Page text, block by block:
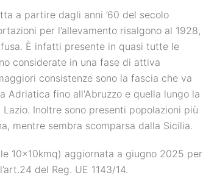
a partire dagli anni ’60 del secolo
per l’allevamento risalgono al 1928,
È infatti presente in quasi tutte le
considerate in una fase di attiva
consistenze sono la fascia che va
Adriatica fino all'Abruzzo e quella lungo la
Inoltre sono presenti popolazioni più
mentre sembra scomparsa dalla Sicilia.
10x10kmq) aggiornata a giugno 2025 per
del Reg. UE 1143/14.